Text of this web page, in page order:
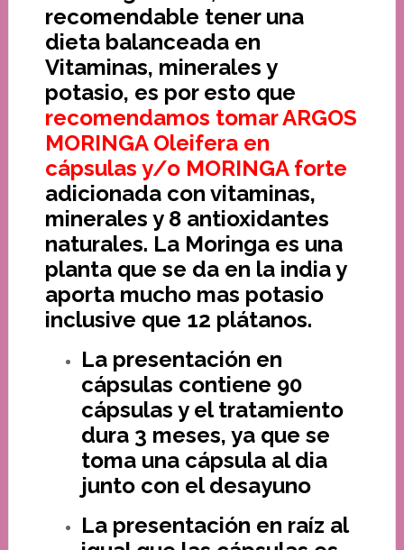
recomendable tener una
dieta balanceada en
Vitaminas, minerales y
potasio, es por esto que
recomendamos tomar ARGOS
MORINGA Oleifera en
cápsulas y/o MORINGA forte
adicionada con vitaminas,
minerales y 8 antioxidantes
naturales. La Moringa es una
planta que se da en la india y
aporta mucho mas potasio
inclusive que 12 plátanos.
La presentación en
cápsulas contiene 90
cápsulas y el tratamiento
dura 3 meses, ya que se
toma una cápsula al dia
junto con el desayuno
La presentación en raíz al